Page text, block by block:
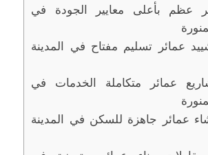
عظم بأعلى معايير الجودة في
عمائر تسليم مفتاح في المدينة
عمائر متكاملة الخدمات في
عمائر جاهزة للسكن في المدينة